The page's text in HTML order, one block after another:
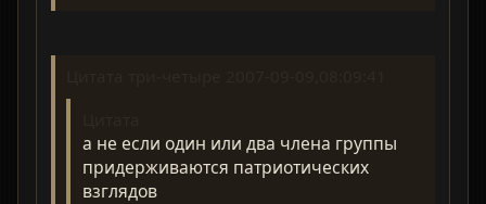
а не если один или два члена группы
придерживаются патриотических
взглядов